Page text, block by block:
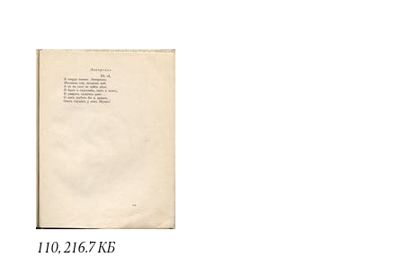
110, 216.7 КБ